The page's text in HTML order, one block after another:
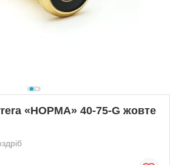
«НОРМА» 40-75-G жовте